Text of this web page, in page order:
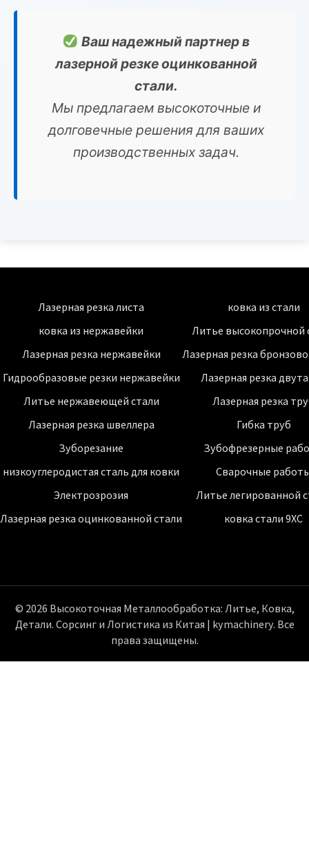
Ваш надежный партнер в
лазерной резке оцинкованной
стали.
Мы предлагаем высокоточные и
долговечные решения для ваших
производственных задач.
Лазерная резка листа
ковка из нержавейки
Лазерная резка нержавейки
Гидрообразовые резки нержавейки
Литье нержавеющей стали
Лазерная резка швеллера
Зуборезание
низкоуглеродистая сталь для ковки
Электрозрозия
Лазерная резка оцинкованной стали
ковка из стали
Литье высокопрочной
Лазерная резка
Лазерная резка
Лазерная резка
Гибка труб
Зубофрезерные
Сварочные
Литье легированной
ковка стали 9ХС
© 2026 Высокоточная Металлообработка: Литье, Ковка,
Детали. Сорсинг и Логистика из Китая | kymachinery. Все
права защищены.